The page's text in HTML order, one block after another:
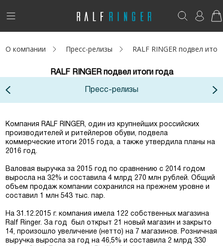
!
Новинки
Женщинам
Детям
Капсула
Аутлет
Акции / Новости
Адреса магазинов
Возникли вопросы? - club@ralf.ru
О компании Пресс-релизы RALF RINGER подвел
RALF RINGER подвел итоги года
Пресс-релизы
Компания RALF RINGER, один из крупнейших российских
производителей и ритейлеров обуви, подвела
коммерческие итоги 2015 года, а также утвердила планы на
2016 год.
Валовая выручка за 2015 год по сравнению с 2014 годом
выросла на 32% и составила 4 млрд 270 млн рублей. Общий
объем продаж компании сохранился на прежнем уровне и
составил 1 млн 543 тыс. пар.
На 31.12.2015 г. компания имела 122 собственных магазина
Ralf Ringer. За год был открыт 21 новый магазин и закрыто
14, произошло увеличение (нетто) на 7 магазинов. Розничная
выручка выросла за год на 46,5% и составила 2 млрд 330